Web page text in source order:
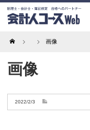
Home 画像
画像
2022/2/3